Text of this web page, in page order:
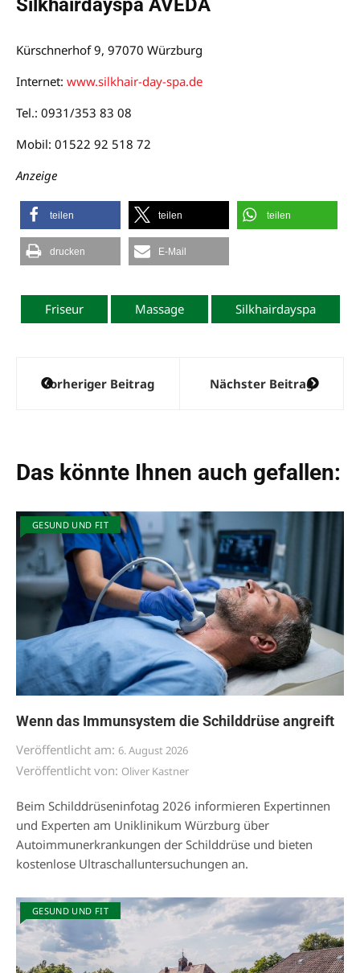
Silkhairdayspa AVEDA
Kürschnerhof 9, 97070 Würzburg
Internet: www.silkhair-day-spa.de
Tel.: 0931/353 83 08
Mobil: 01522 92 518 72
Anzeige
teilen teilen teilen
drucken E-Mail
Friseur Massage Silkhairdayspa
Beitragsnavigation
Vorheriger Beitrag Nächster Beitrag
Das könnte Ihnen auch gefallen:
GESUND UND FIT
Wenn das Immunsystem die Schilddrüse angreift
Veröffentlicht am: 6. August 2026
Veröffentlicht von: Oliver Kastner
Beim Schilddrüseninfotag 2026 informieren Expertinnen
und Experten am Uniklinikum Würzburg über
Autoimmunerkrankungen der Schilddrüse und bieten
kostenlose Ultraschalluntersuchungen an.
GESUND UND FIT